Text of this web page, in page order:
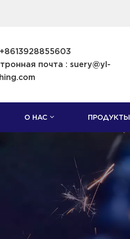
почта : suery@yl-
О НАС ПРОДУКТЫ